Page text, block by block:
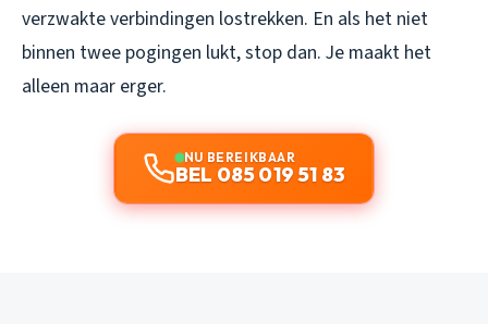
verzwakte verbindingen lostrekken. En als het niet
binnen twee pogingen lukt, stop dan. Je maakt het
alleen maar erger.
NU BEREIKBAAR
BEL 085 019 51 83